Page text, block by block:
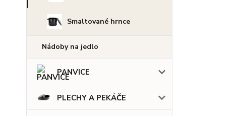
Smaltované hrnce
Nádoby na jedlo
PANVICE
PLECHY A PEKÁČE